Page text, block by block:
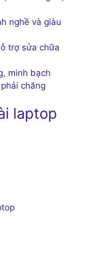
nghề và giàu
trợ sửa chữa
minh bạch
chăng
laptop